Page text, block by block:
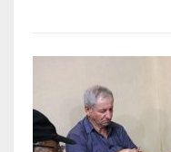
A História da
de Linha Glória
A História da